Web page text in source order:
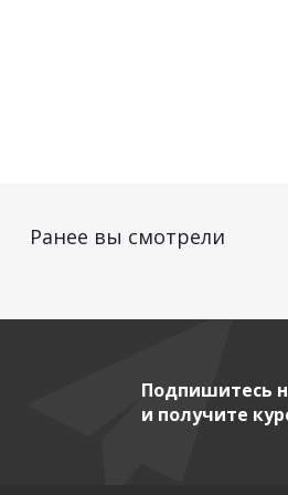
Ранее вы смотрели
Подпишитесь
и получите